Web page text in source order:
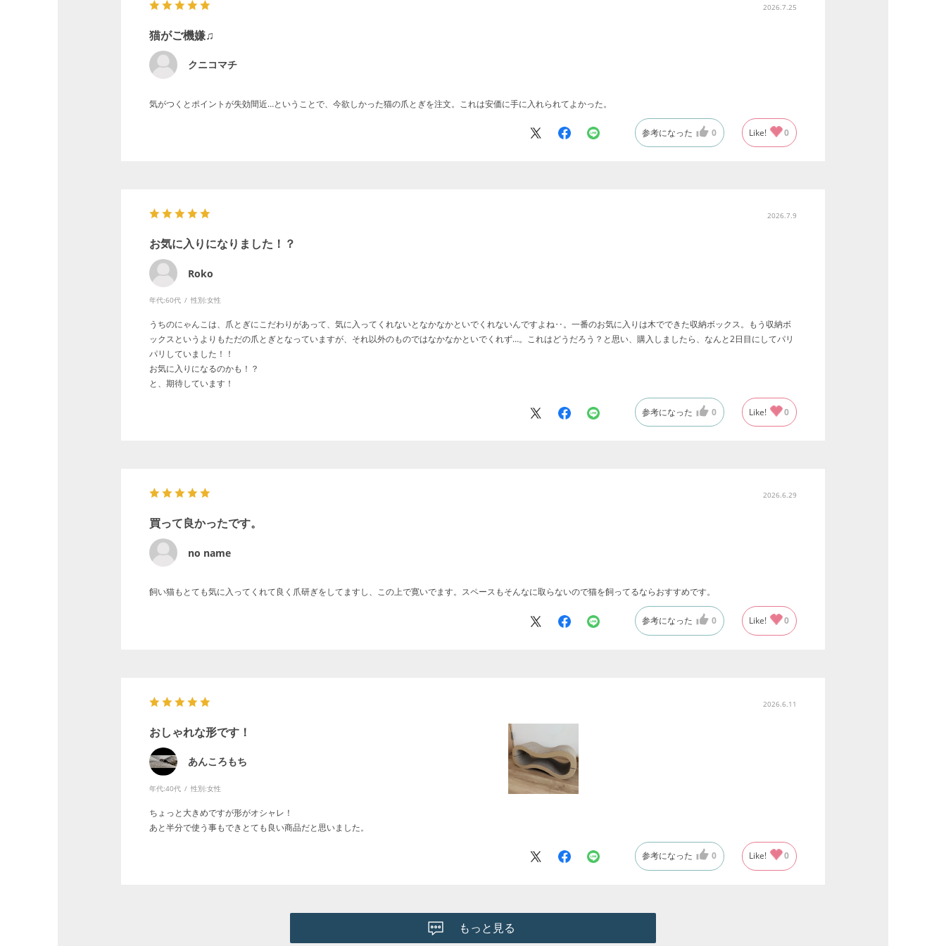
2026.7.25
猫がご機嫌♫
クニコマチ
気がつくとポイントが失効間近…ということで、今欲しかった猫の爪とぎを注文。これは安価に手に入れられてよかった。
参考になった 0 Like! 0
2026.7.9
お気に入りになりました！？
Roko
年代:60代 性別:女性
うちのにゃんこは、爪とぎにこだわりがあって、気に入ってくれないとなかなかといでくれないんですよね‥。一番のお気に入りは木でできた収納ボックス。もう収納ボ
ックスというよりもただの爪とぎとなっていますが、それ以外のものではなかなかといでくれず…。これはどうだろう？と思い、購入しましたら、なんと2日目にしてパリ
パリしていました！！
お気に入りになるのかも！？
と、期待しています！
参考になった 0 Like! 0
2026.6.29
買って良かったです。
no name
飼い猫もとても気に入ってくれて良く爪研ぎをしてますし、この上で寛いでます。スペースもそんなに取らないので猫を飼ってるならおすすめです。
参考になった 0 Like! 0
2026.6.11
おしゃれな形です！
あんころもち
年代:40代 性別:女性
ちょっと大きめですが形がオシャレ！
あと半分で使う事もできとても良い商品だと思いました。
参考になった 0 Like! 0
もっと見る